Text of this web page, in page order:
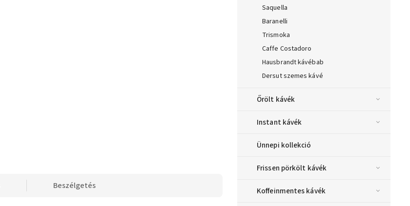
Saquella
Baranelli
Trismoka
Caffe Costadoro
Hausbrandt kávébab
Dersut szemes kávé
Őrölt kávék
Instant kávék
Ünnepi kollekció
Frissen pörkölt kávék
Koffeinmentes kávék
Beszélgetés